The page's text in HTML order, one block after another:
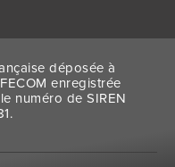
déposée à
enregistrée
numéro de SIREN